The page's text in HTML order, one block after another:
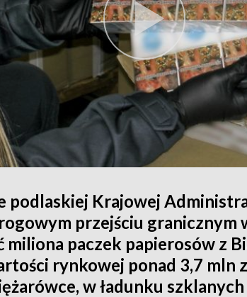
podlaskiej Krajowej
przejściu granicznym
miliona paczek papierosów z
rynkowej ponad 3,7 mln
w ładunku